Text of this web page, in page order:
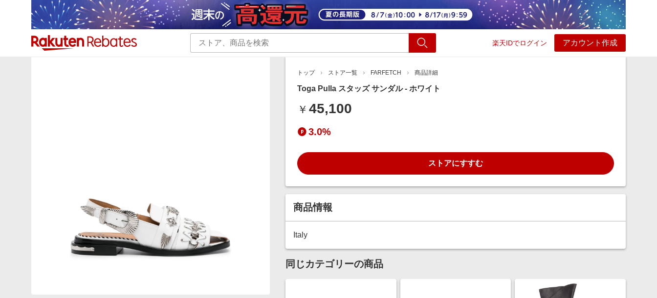
楽天IDでログイン アカウント作成
トップ ストア一覧 FARFETCH 商品詳細
Toga Pulla スタッズ サンダル - ホワイト
￥ 45,100
3.0%
ストアにすすむ
商品情報
Italy
同じカテゴリーの商品